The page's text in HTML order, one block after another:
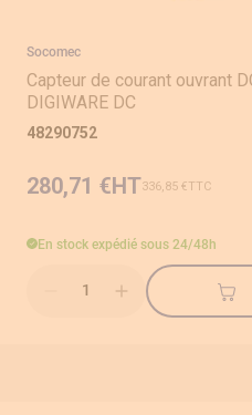
Socomec
Capteur de courant ouvrant
DIGIWARE DC
48290752
336,85 €
280,71 €
En stock expédié sous 24/48h